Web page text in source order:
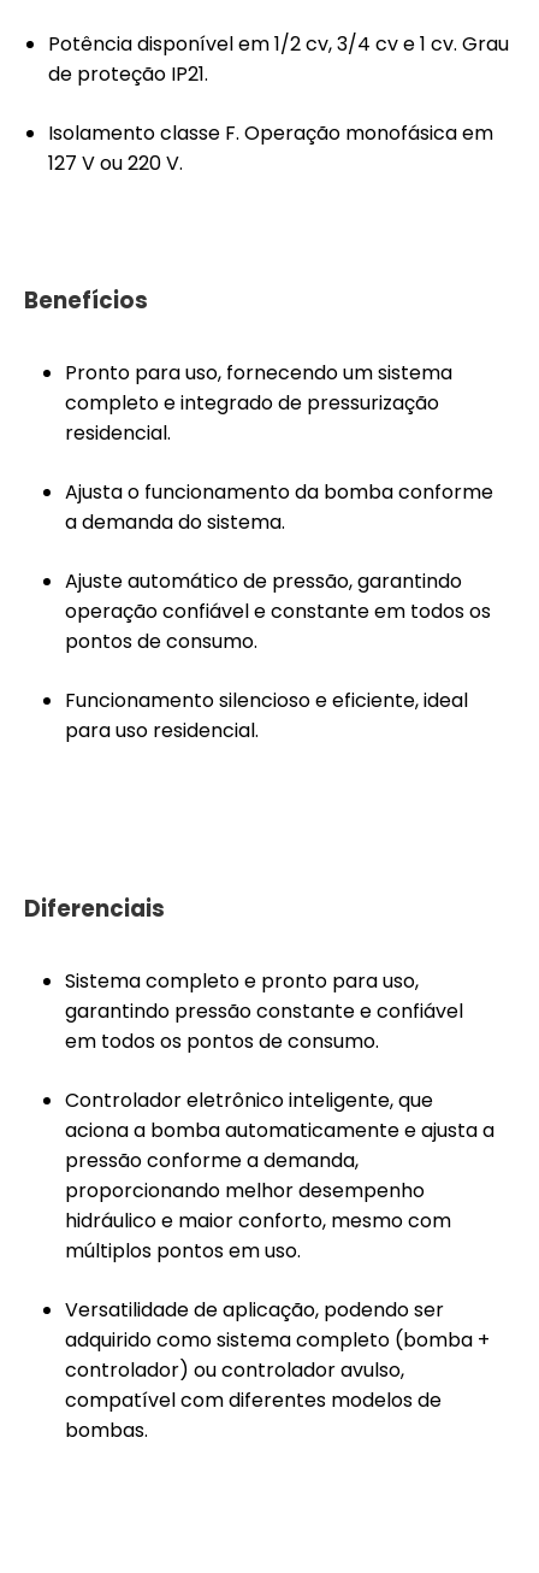
Potência disponível em 1/2 cv, 3/4 cv e 1 cv. Grau
de proteção IP21.
Isolamento classe F. Operação monofásica em
127 V ou 220 V.
Benefícios
Pronto para uso, fornecendo um sistema
completo e integrado de pressurização
residencial.
Ajusta o funcionamento da bomba conforme
a demanda do sistema.
Ajuste automático de pressão, garantindo
operação confiável e constante em todos os
pontos de consumo.
Funcionamento silencioso e eficiente, ideal
para uso residencial.
Diferenciais
Sistema completo e pronto para uso,
garantindo pressão constante e confiável
em todos os pontos de consumo.
Controlador eletrônico inteligente, que
aciona a bomba automaticamente e ajusta a
pressão conforme a demanda,
proporcionando melhor desempenho
hidráulico e maior conforto, mesmo com
múltiplos pontos em uso.
Versatilidade de aplicação, podendo ser
adquirido como sistema completo (bomba +
controlador) ou controlador avulso,
compatível com diferentes modelos de
bombas.